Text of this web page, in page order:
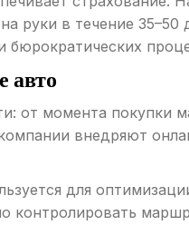
руки в течение 35–50
бюрократических
авто
от момента покупки
компании внедряют
для